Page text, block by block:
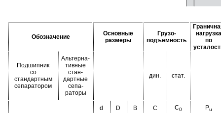
Обозначение
Основные
размеры
Грузо-
подъемность
нагрузка
по
Подшипник
со
стандартным
сепаратором
Альтерна-
тивные
стан-
дартные
сепа-
раторы
дин. стат.
d D B C C0 Pu